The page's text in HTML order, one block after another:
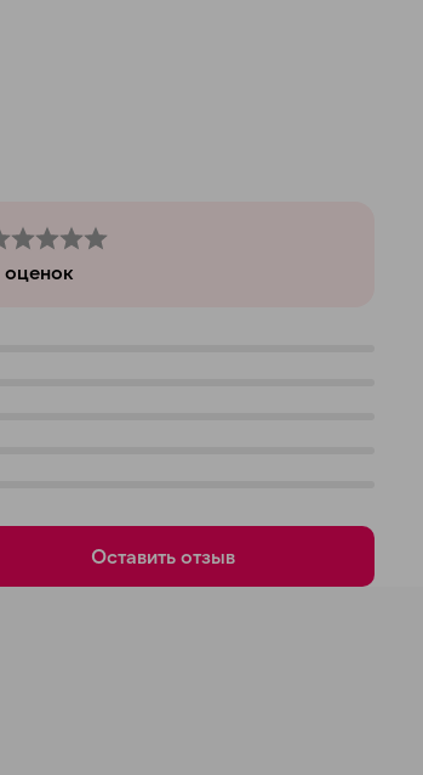
оценок
Оставить отзыв